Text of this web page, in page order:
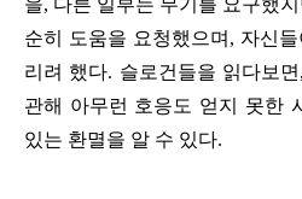
을, 다른 일부는 무기를 요구했
순히 도움을 요청했으며 , 자신
리려 했다. 슬로건들을 읽다보면 ,
관해 아무런 호응도 얻지 못한
있는 환멸을 알 수 있다.